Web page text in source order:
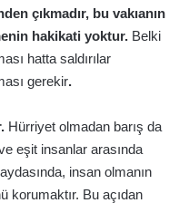
çıkmadır, bu vakıanın
hakikati yoktur. Belki
hatta saldırılar
gerekir.
Hürriyet olmadan barış da
eşit insanlar arasında
insan olmanın
korumaktır. Bu açıdan